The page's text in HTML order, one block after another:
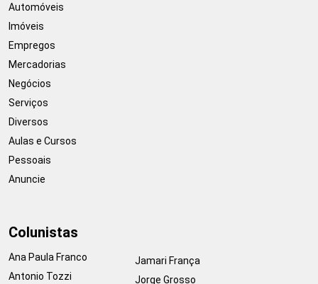
Automóveis
Imóveis
Empregos
Mercadorias
Negócios
Serviços
Diversos
Aulas e Cursos
Pessoais
Anuncie
Colunistas
Ana Paula Franco
Antonio Tozzi
Jamari França
Jorge Grosso